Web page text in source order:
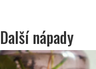
Další nápady